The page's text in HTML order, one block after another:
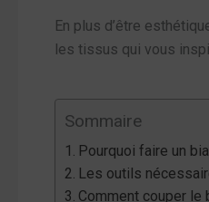
En plus d’être
les tissus qui vous
Sommaire
Pourquoi faire un
Les outils
Comment couper le